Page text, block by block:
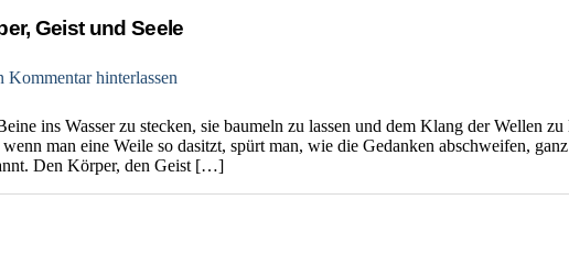
Geist und Seele
Kommentar hinterlassen
ins Wasser zu stecken, sie baumeln zu lassen und dem Klang der Wellen
man eine Weile so dasitzt, spürt man, wie die Gedanken abschweifen,
Den Körper, den Geist […]